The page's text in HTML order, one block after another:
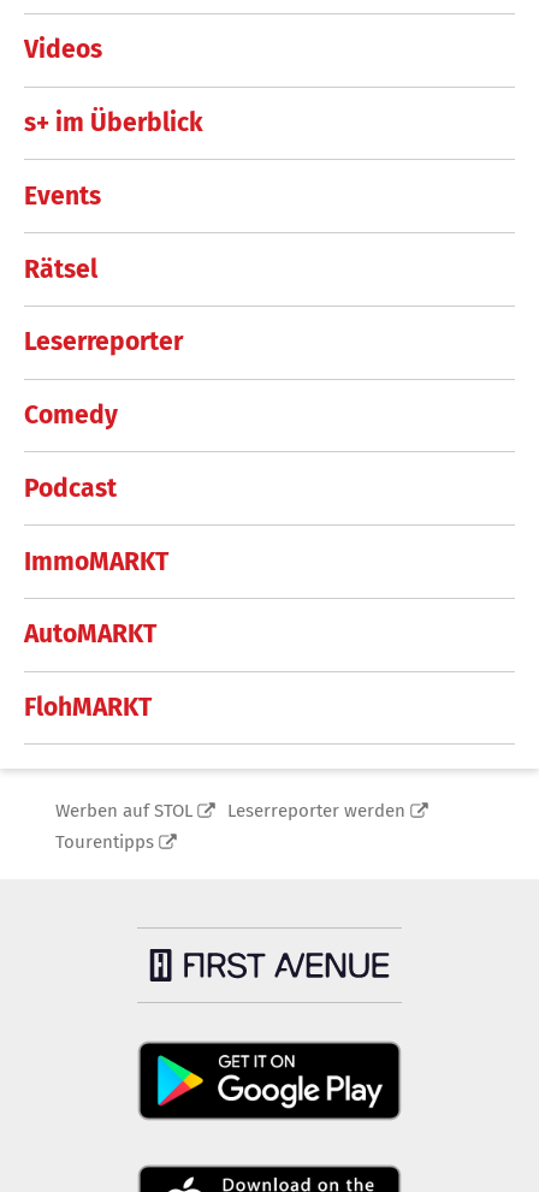
Videos
s+ im Überblick
Events
Rätsel
Leserreporter
Comedy
Podcast
ImmoMARKT
AutoMARKT
FlohMARKT
Werben auf STOL
Leserreporter werden
Tourentipps